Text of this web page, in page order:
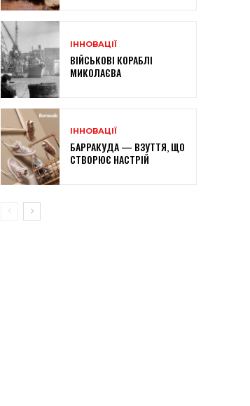
ІННОВАЦІЇ
ВІЙСЬКОВІ КОРАБЛІ
МИКОЛАЄВА
ІННОВАЦІЇ
БАРРАКУДА — ВЗУТТЯ, ЩО
СТВОРЮЄ НАСТРІЙ